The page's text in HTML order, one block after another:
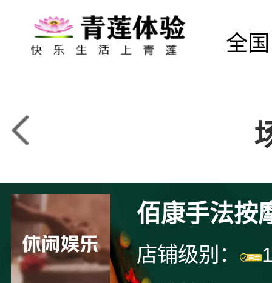
全国
佰康手法按
店铺级别：